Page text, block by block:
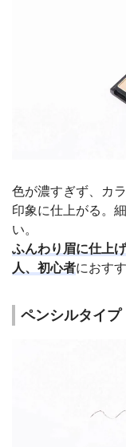
色が濃すぎず、カ
印象に仕上がる。
い。
ふんわり眉に仕上
人、初心者におす
ペンシルタイプ